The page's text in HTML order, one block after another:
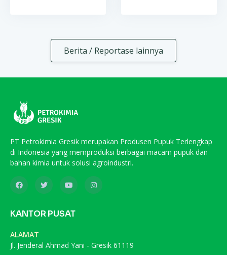
Berita / Reportase lainnya
PT Petrokimia Gresik merupakan Produsen Pupuk Terlengkap
di Indonesia yang memproduksi berbagai macam pupuk dan
bahan kimia untuk solusi agroindustri.
KANTOR PUSAT
ALAMAT
Jl. Jenderal Ahmad Yani - Gresik 61119